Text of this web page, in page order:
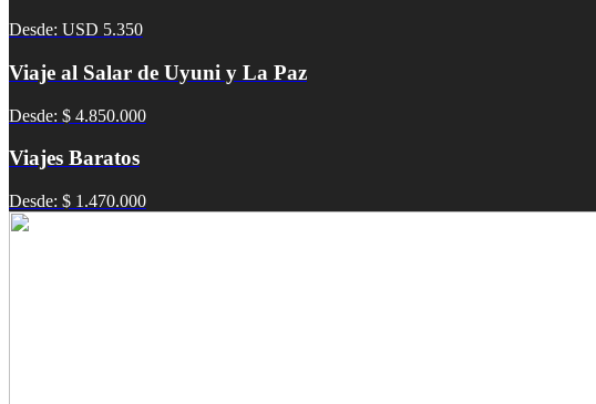
Desde: USD 5.350
Viaje al Salar de Uyuni y La Paz
Desde: $ 4.850.000
Viajes Baratos
Desde: $ 1.470.000